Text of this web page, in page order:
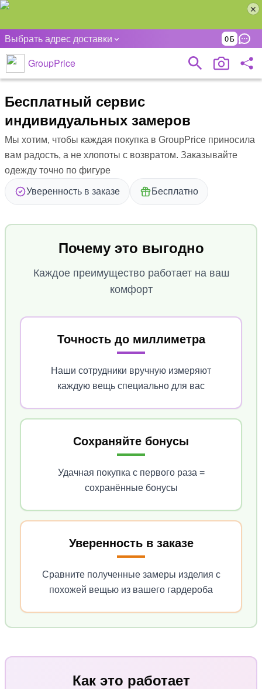
Выбрать адрес доставки 0
GroupPrice
Бесплатный сервис
индивидуальных замеров
Мы хотим, чтобы каждая покупка в GroupPrice приносила
вам радость, а не хлопоты с возвратом. Заказывайте
одежду точно по фигуре
Уверенность в заказе Бесплатно
Почему это выгодно
Каждое преимущество работает на ваш
комфорт
Точность до миллиметра
Наши сотрудники вручную измеряют
каждую вещь специально для вас
Сохраняйте бонусы
Удачная покупка с первого раза =
сохранённые бонусы
Уверенность в заказе
Сравните полученные замеры изделия с
похожей вещью из вашего гардероба
Как это работает